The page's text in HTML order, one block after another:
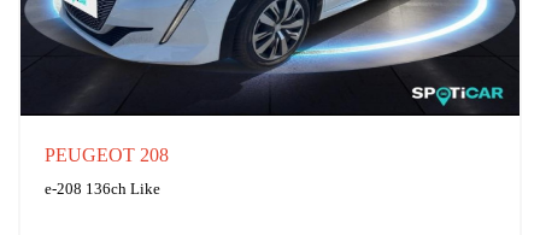
PEUGEOT 208
e-208 136ch Like